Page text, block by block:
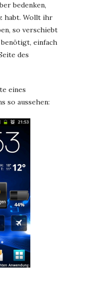
bedenken,
habt. Wollt ihr
so verschiebt
einfach
des
eines
so aussehen: